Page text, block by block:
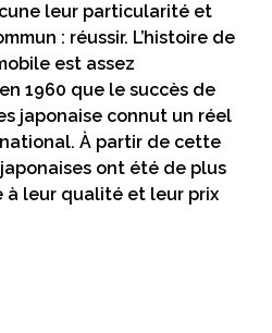
leur particularité et
: réussir. L’histoire de
est assez
1960 que le succès de
japonaise connut un réel
À partir de cette
ont été de plus
à leur qualité et leur prix